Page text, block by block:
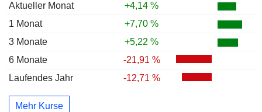
Aktueller Monat
+4,14 %
1 Monat
+7,70 %
3 Monate
+5,22 %
6 Monate
-21,91 %
Laufendes Jahr
-12,71 %
Mehr Kurse